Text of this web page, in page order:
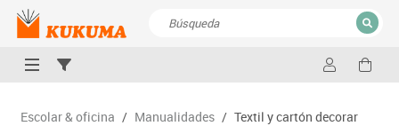
CERRAR
Escolar & oficina / Manualidades / Textil y cartón decorar